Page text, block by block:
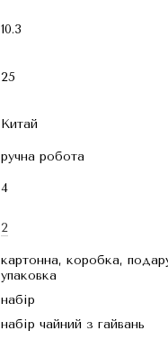
10.3
25
Китай
ручна робота
4
2
картонна, коробка,
упаковка
набір
набір чайний з гайвань